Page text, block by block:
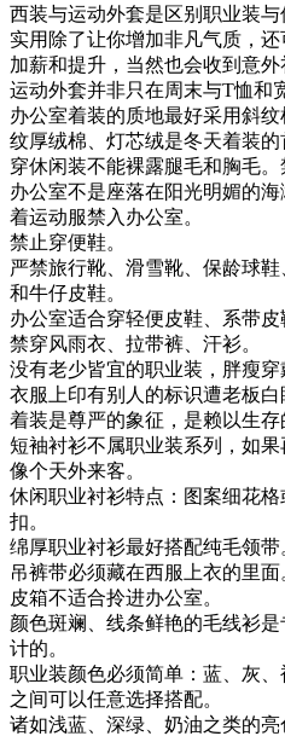
西装与运动外套是区别职业装
实用除了让你增加非凡气质，
加薪和提升，当然也会收到意外
运动外套并非只在周末与T恤和
办公室着装的质地最好采用斜
纹厚绒棉、灯芯绒是冬天着装的
穿休闲装不能裸露腿毛和胸毛。
办公室不是座落在阳光明媚的海
着运动服禁入办公室。
禁止穿便鞋。
严禁旅行靴、滑雪靴、保龄球
和牛仔皮鞋。
办公室适合穿轻便皮鞋、系带皮
禁穿风雨衣、拉带裤、汗衫。
没有老少皆宜的职业装，胖瘦穿
衣服上印有别人的标识遭老板白
着装是尊严的象征，是赖以生存
短袖衬衫不属职业装系列，如
像个天外来客。
休闲职业衬衫特点：图案细花
扣。
绵厚职业衬衫最好搭配纯毛领带
吊裤带必须藏在西服上衣的里面
皮箱不适合拎进办公室。
颜色斑斓、线条鲜艳的毛线衫
计的。
职业装颜色必须简单：蓝、灰
之间可以任意选择搭配。
诸如浅蓝、深绿、奶油之类的